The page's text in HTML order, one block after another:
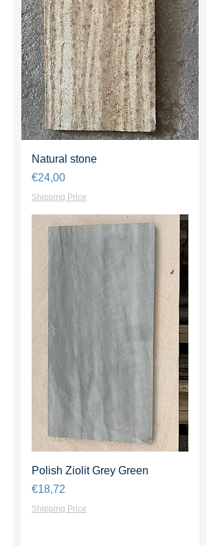
Natural stone
Harga
€24,00
Shipping Price
Polish Ziolit Grey Green
Harga
€18,72
Shipping Price